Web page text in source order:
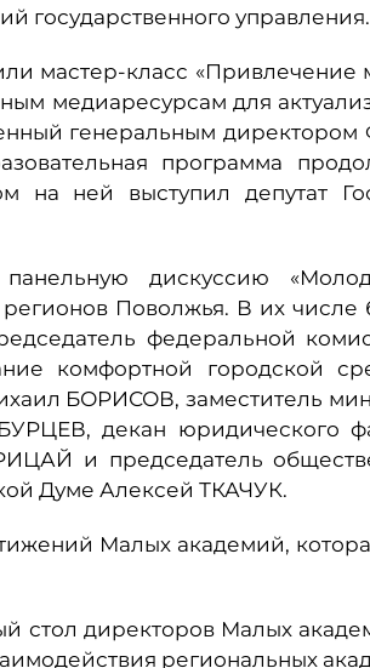
государственного управления.
мастер-класс «Привлечение
медиаресурсам для
генеральным
программа
на ней выступил депутат
дискуссию
Поволжья. В их
федеральной
комфортной городской
БОРИСОВ, заместитель
декан юридического
и председатель
Думе Алексей ТКАЧУК.
Малых академий,
стол директоров Малых
региональных